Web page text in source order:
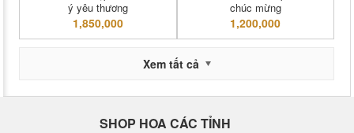
ý yêu thương
1,850,000
chúc mừng
1,200,000
Xem tất cả
SHOP HOA CÁC TỈNH